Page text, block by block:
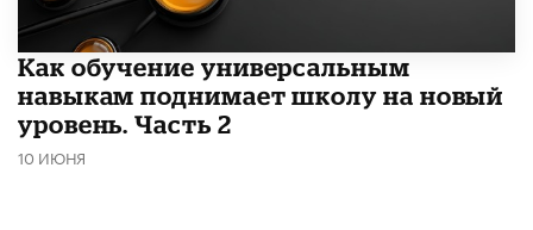
​Как обучение универсальным
навыкам поднимает школу на новый
уровень. Часть 2
10 ИЮНЯ